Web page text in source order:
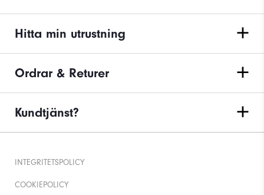
Hitta min utrustning
Ordrar & Returer
Kundtjänst?
INTEGRITETSPOLICY
COOKIEPOLICY